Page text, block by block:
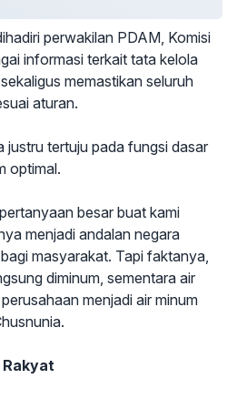
perwakilan PDAM, Komisi
informasi terkait tata kelola
memastikan seluruh
aturan.
justru tertuju pada fungsi dasar
optimal.
besar buat kami
menjadi andalan negara
masyarakat. Tapi faktanya,
diminum, sementara air
menjadi air minum
Rakyat